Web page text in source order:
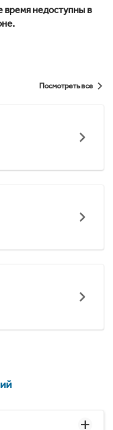
недоступны в
Посмотреть все